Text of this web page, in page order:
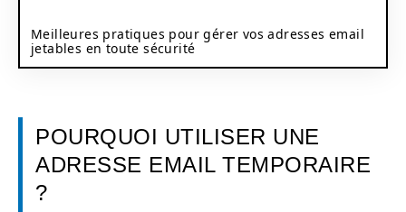
Meilleures pratiques pour gérer vos adresses email
jetables en toute sécurité
POURQUOI UTILISER UNE
ADRESSE EMAIL TEMPORAIRE
?